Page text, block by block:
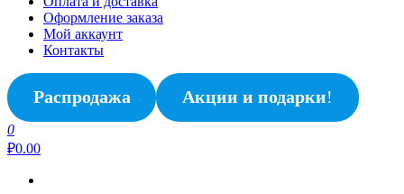
Оформление заказа
Мой аккаунт
Контакты
Распродажа Акции и подарки!
0
₽0.00